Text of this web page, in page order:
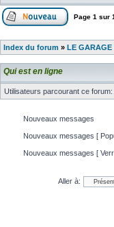
Page 1 sur 1
Index du forum » LE GARAGE
Qui est en ligne
Utilisateurs parcourant ce
Nouveaux messages
Nouveaux messages [
Nouveaux messages [
Aller à: